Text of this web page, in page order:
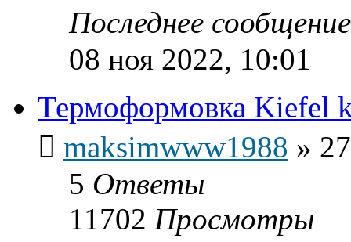
Последнее
08 ноя 2022, 10:01
Термоформовка Kiefel
maksimwww1988 »
5 Ответы
11702 Просмотры